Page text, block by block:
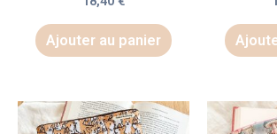
Ajouter au panier